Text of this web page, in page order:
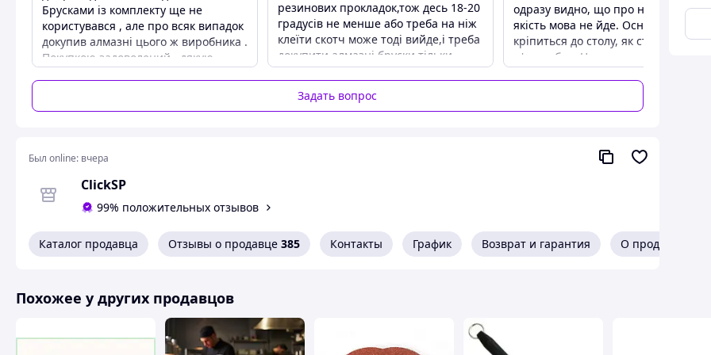
Брусками із комплекту ще не
користувався , але про всяк випадок
докупив алмазні цього ж виробника .
Покупкою задоволений , дякую
Ціна , якість .
резинових прокладок,тож десь 18-20
градусів не менше або треба на ніж
клеїти скотч може тоді вийде,і треба
докупити алмазні бруски тільки
купуйте на аллюміньевих бланках бо
чи трохи покручені словом не
Ціна і помірна якість простота в
збирані та користуванні,
одразу видно, що про надійність
якість мова не йде. Основна частина
кріпиться до столу, як старі
м'ясорубки. Це має перевагу у
вигляді стійкості під час заточки,
порівняно з настільними
варіантами. Але, водночас і мінус у
Преимущества
Задать вопрос
Был online: вчера
ClickSP
99% положительных отзывов
Каталог продавца Отзывы о продавце 385 Контакты График Возврат и гарантия О продавце
Похожее у других продавцов